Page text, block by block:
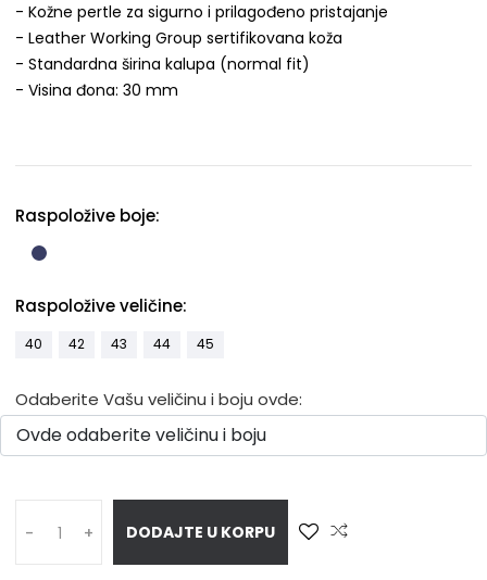
- Kožne pertle za sigurno i prilagođeno pristajanje
- Leather Working Group sertifikovana koža
- Standardna širina kalupa (normal fit)
- Visina đona: 30 mm
Raspoložive boje:
Raspoložive veličine:
40 42 43 44 45
Odaberite Vašu veličinu i boju ovde:
- + DODAJTE U KORPU